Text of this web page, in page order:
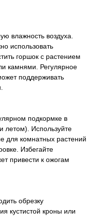
влажность воздуха.
использовать
горшок с растением
камнями. Регулярное
поддерживать
подкормке в
летом). Используйте
для комнатных растений
Избегайте
привести к ожогам
обрезку
кустистой кроны или